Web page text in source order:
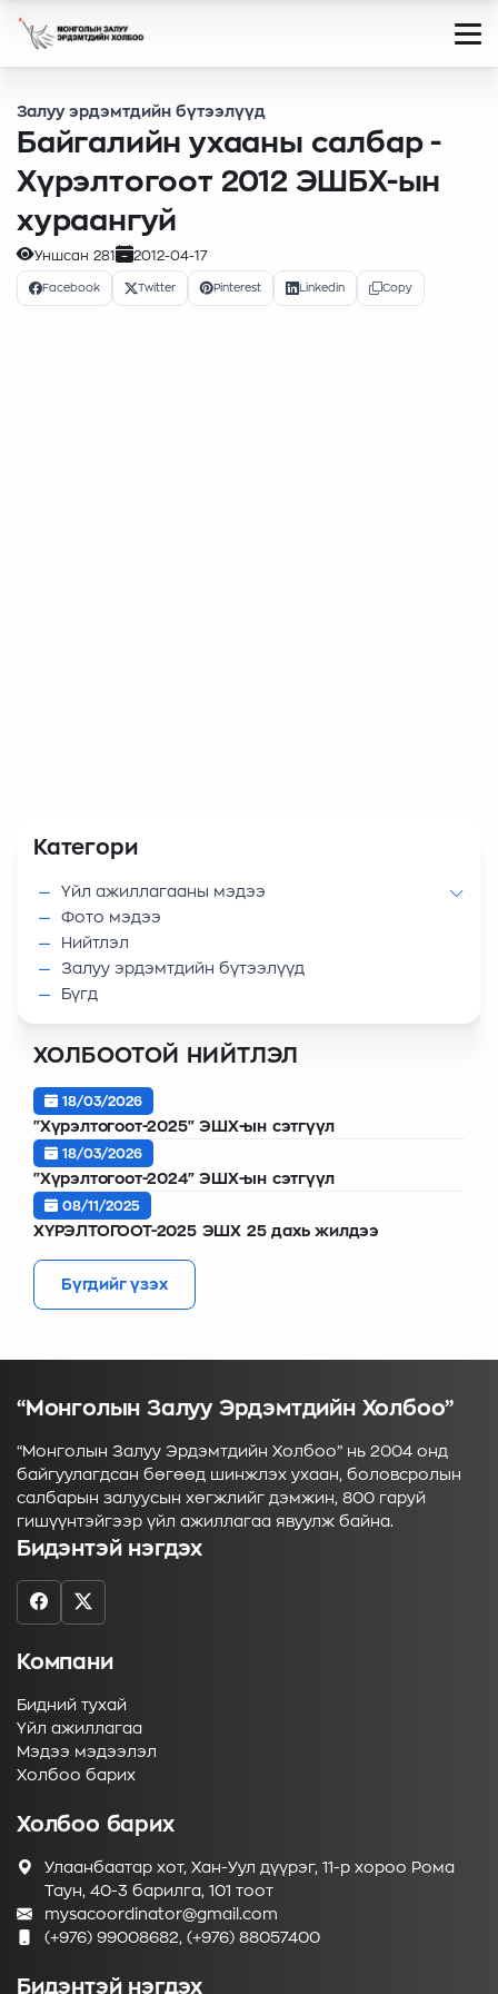
Залуу эрдэмтдийн бүтээлүүд
Байгалийн ухааны салбар -
Хүрэлтогоот 2012 ЭШБХ-ын
хураангуй
Уншсан 281 2012-04-17
Facebook Twitter Pinterest Linkedin Copy
Категори
Үйл ажиллагааны мэдээ
Фото мэдээ
Нийтлэл
Залуу эрдэмтдийн бүтээлүүд
Бүгд
ХОЛБООТОЙ НИЙТЛЭЛ
18/03/2026
"Хүрэлтогоот-2025" ЭШХ-ын сэтгүүл
18/03/2026
"Хүрэлтогоот-2024" ЭШХ-ын сэтгүүл
08/11/2025
ХҮРЭЛТОГООТ-2025 ЭШХ 25 дахь жилдээ
Бүгдийг үзэх
“Монголын Залуу Эрдэмтдийн Холбоо”
“Монголын Залуу Эрдэмтдийн Холбоо” нь 2004 онд
байгуулагдсан бөгөөд шинжлэх ухаан, боловсролын
салбарын залуусын хөгжлийг дэмжин, 800 гаруй
гишүүнтэйгээр үйл ажиллагаа явуулж байна.
Бидэнтэй нэгдэх
Компани
Бидний тухай
Үйл ажиллагаа
Мэдээ мэдээлэл
Холбоо барих
Холбоо барих
Улаанбаатар хот, Хан-Уул дүүрэг, 11-р хороо Рома
Таун, 40-3 барилга, 101 тоот
mysacoordinator@gmail.com
(+976) 99008682, (+976) 88057400
Бидэнтэй нэгдэх